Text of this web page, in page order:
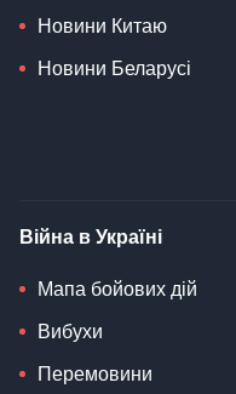
Новини Китаю
Новини Беларусі
Війна в Україні
Мапа бойових дій
Вибухи
Перемовини